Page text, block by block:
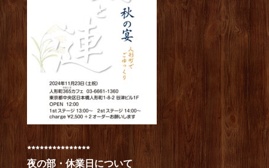
***************
夜の部・休業日について